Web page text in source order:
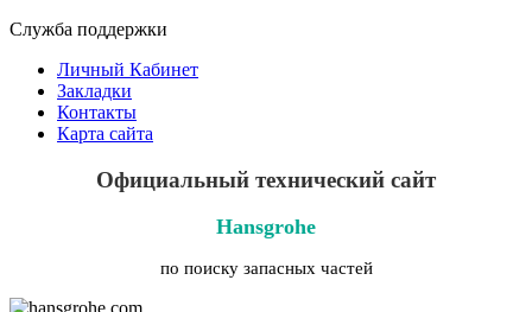
Служба поддержки
Личный Кабинет
Закладки
Контакты
Карта сайта
Официальный технический сайт
Hansgrohe
по поиску запасных частей